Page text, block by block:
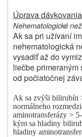
Úprava
Nehematologické
Ak sa pri užívaní
nehematologická
vysadiť až do
liečbe primeraným
od počiatočnej
Ak sa zvýši bilirubín
normálneho
aminotransferázy >
kým sa hladiny
hladiny